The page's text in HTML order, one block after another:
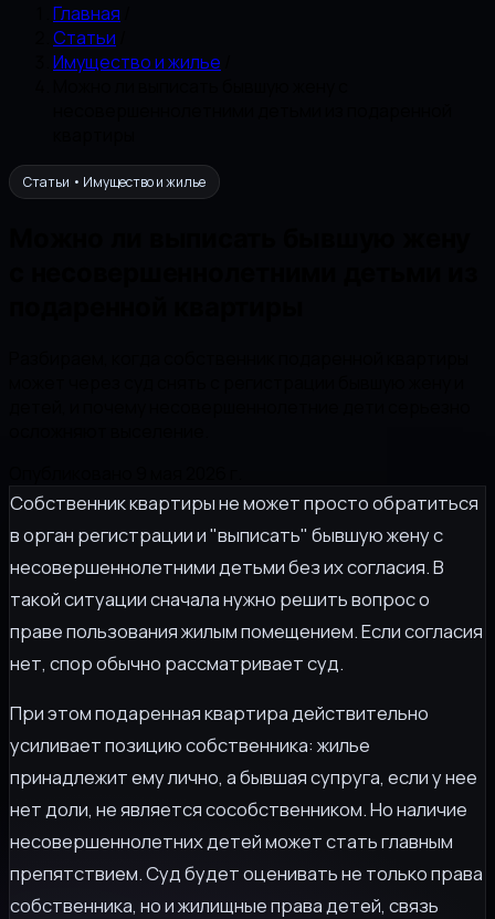
Главная
Статьи
Имущество и жилье
Статьи • Имущество и жилье
Собственник квартиры не может просто обратиться
в орган регистрации и "выписать" бывшую жену с
несовершеннолетними детьми без их согласия. В
такой ситуации сначала нужно решить вопрос о
праве пользования жилым помещением. Если согласия
нет, спор обычно рассматривает суд.
При этом подаренная квартира действительно
усиливает позицию собственника: жилье
принадлежит ему лично, а бывшая супруга, если у нее
нет доли, не является сособственником. Но наличие
несовершеннолетних детей может стать главным
препятствием. Суд будет оценивать не только права
собственника, но и жилищные права детей, связь